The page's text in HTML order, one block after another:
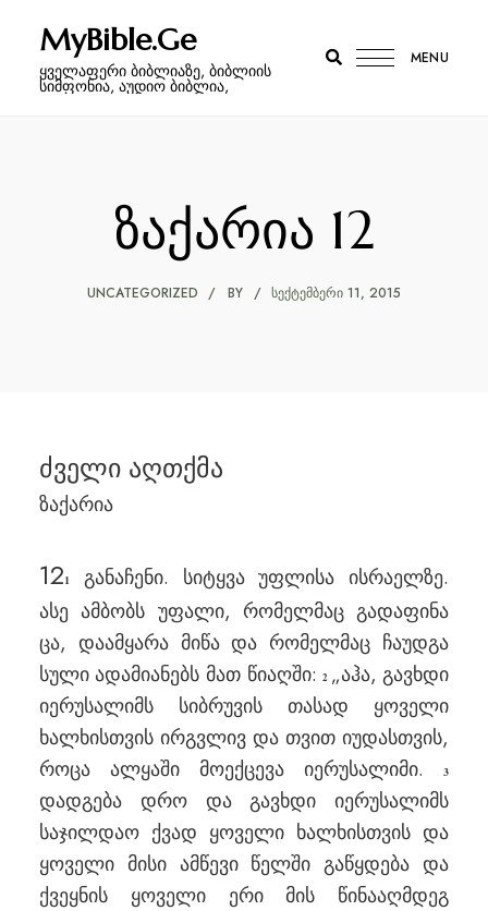
MyBible.Ge
ყველაფერი ბიბლიაზე, ბიბლიის
სიმფონია, აუდიო ბიბლია,
MENU
ზაქარია 12
UNCATEGORIZED BY ᲡᲔᲥᲢᲔᲛᲑᲔᲠᲘ 11, 2015
ძველი აღთქმა
ზაქარია
121
განაჩენი. სიტყვა უფლისა ისრაელზე.
ასე ამბობს უფალი, რომელმაც გადაფინა
ცა, დაამყარა მიწა და რომელმაც ჩაუდგა
სული ადამიანებს მათ წიაღში:2 „აჰა, გავხდი
იერუსალიმს სიბრუვის თასად ყოველი
ხალხისთვის ირგვლივ და თვით იუდასთვის,
როცა ალყაში მოექცევა იერუსალიმი.3
დადგება დრო და გავხდი იერუსალიმს
საჯილდაო ქვად ყოველი ხალხისთვის და
ყოველი მისი ამწევი წელში გაწყდება და
ქვეყნის ყოველი ერი მის წინააღმდეგ